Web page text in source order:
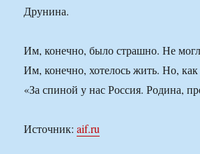
Друнина.
Им, конечно, было страшно. Не
Им, конечно, хотелось жить. Но, как
«За спиной у нас Россия. Родина,
Источник:aif.ru